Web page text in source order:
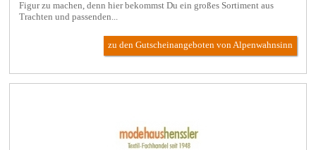
Figur zu machen, denn hier bekommst Du ein großes Sortiment aus
Trachten und passenden...
zu den Gutscheinangeboten von Alpenwahnsinn